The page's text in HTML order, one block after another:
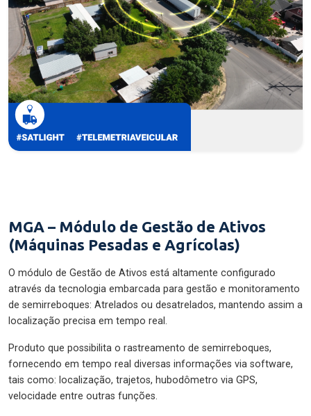
MGA – Módulo de Gestão de Ativos
(Máquinas Pesadas e Agrícolas)
O módulo de Gestão de Ativos está altamente configurado
através da tecnologia embarcada para gestão e monitoramento
de semirreboques: Atrelados ou desatrelados, mantendo assim a
localização precisa em tempo real.
Produto que possibilita o rastreamento de semirreboques,
fornecendo em tempo real diversas informações via software,
tais como: localização, trajetos, hubodômetro via GPS,
velocidade entre outras funções.